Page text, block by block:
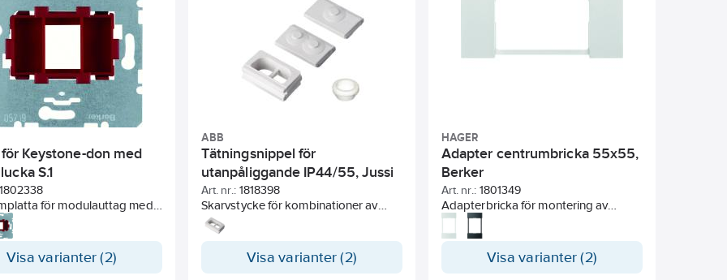
Keystone-don med
S.1
1802338
för modulauttag med
hålbil för bl.a Gigamedia
skjutbart dammskydd och
Visa varianter (2)
ABB
Tätningsnippel för
utanpåliggande IP44/55, Jussi
Art. nr.: 1818398
Skarvstycke för kombinationer av
utanpåliggande strömställare och
vägguttag i kapslat utförande.
Membrantätningar för anslutningar
från sida eller botten. Av halogenfri
Visa varianter (2)
HAGER
Adapter centrumbricka 55x55,
Berker
Art. nr.: 1801349
Adapterbricka för montering av
Berker apparater i
kombinationsrmarar till serie S1 med
mått 55x55.Visa varianter (2)